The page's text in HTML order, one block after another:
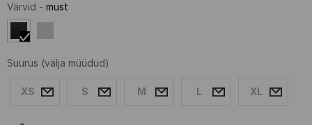
Värvid - must
Suurus (välja müüdud)
XS S M L XL